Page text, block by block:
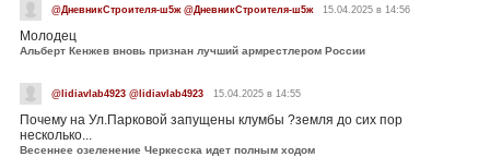
@ДневникСтроителя-ш5ж @ДневникСтроителя-ш5ж 15.04.2025 в 14:56
Молодец
Альберт Кенжев вновь признан лучший армрестлером России
@lidiavlab4923 @lidiavlab4923 15.04.2025 в 14:55
Почему на Ул.Парковой запущены клумбы ?земля до сих пор
несколько...
Весеннее озеленение Черкесска идет полным ходом